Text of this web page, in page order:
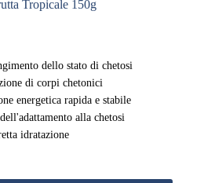
Tropicale 150g
dello stato di chetosi
di corpi chetonici
energetica rapida e stabile
alla chetosi
idratazione